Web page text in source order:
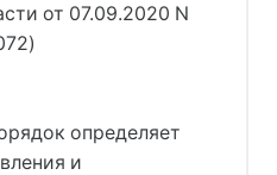
от 07.09.2020 N
)
определяет
и